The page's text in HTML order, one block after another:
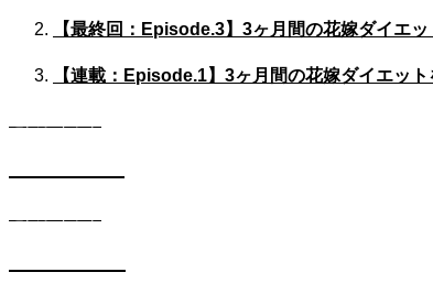
【最終回：Episode.3】3ヶ月間の花嫁ダイエ
【連載：Episode.1】3ヶ月間の花嫁ダイエッ